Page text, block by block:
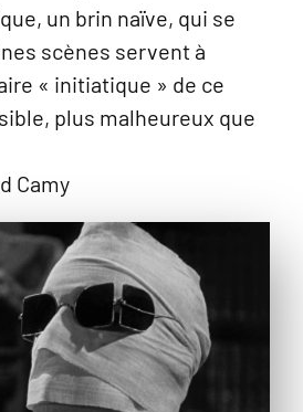
un brin naïve, qui se
scènes servent à
« initiatique » de ce
plus malheureux que
Camy